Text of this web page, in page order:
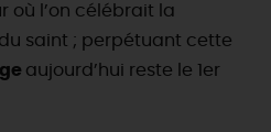
L'AGENDA
où l’on célébrait la
saint ; perpétuant cette
aujourd’hui reste le 1er